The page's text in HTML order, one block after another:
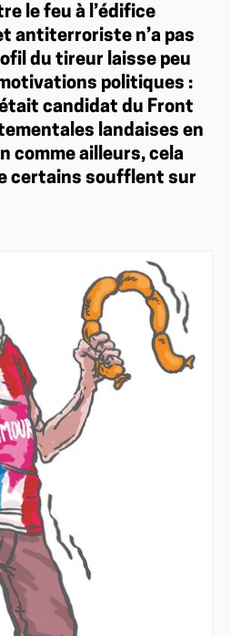
le feu à l’édifice
antiterroriste n’a pas
du tireur laisse peu
politiques :
candidat du Front
landaises en
comme ailleurs, cela
certains soufflent sur